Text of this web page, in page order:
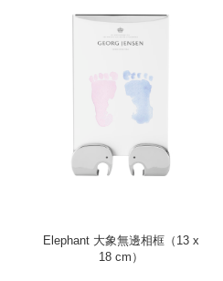
Elephant 大象無邊相框（13 x
18 cm）